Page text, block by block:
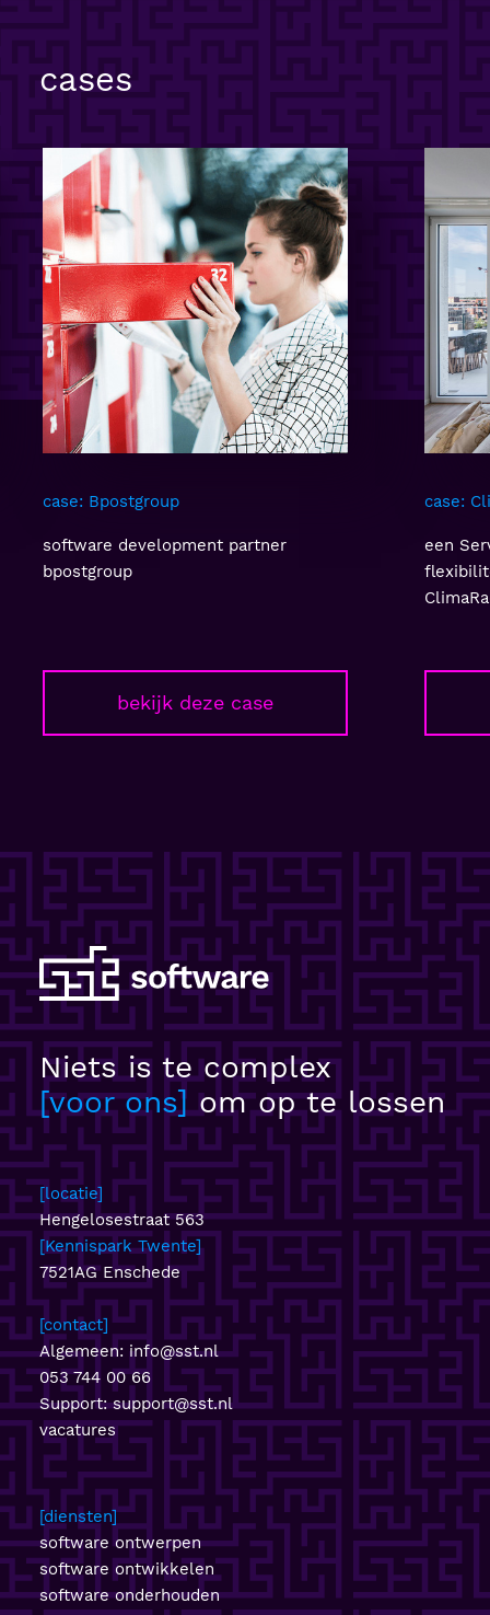
cases
case: Bpostgroup
software development partner
bpostgroup
bekijk deze case
case:
een
Niets is te complex
voor ons om op te lossen
locatie
Hengelosestraat 563
Kennispark Twente
7521AG Enschede
contact
Algemeen: info@sst.nl
053 744 00 66
Support:support@sst.nl
vacatures
diensten
software ontwerpen
software ontwikkelen
software onderhouden